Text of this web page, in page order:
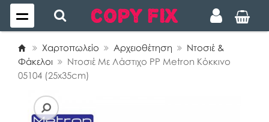
Χαρτοπωλείο Αρχειοθέτηση
Ντοσιέ &
Φάκελοι
Ντοσιέ Με Λάστιχο PP Metron Κόκκινο
05104 (25x35cm)